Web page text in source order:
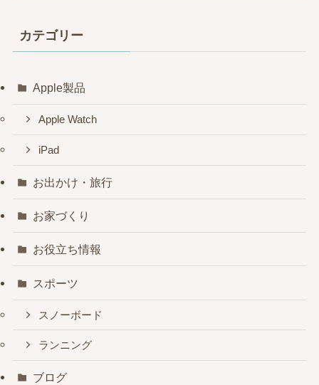
ブ
カテゴリー
Apple製品
Apple Watch
iPad
お出かけ・旅行
お家づくり
お役立ち情報
スポーツ
スノーボード
ランニング
ブログ